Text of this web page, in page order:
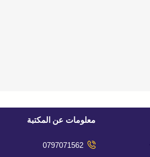
معلومات عن المكتبة
0797071562